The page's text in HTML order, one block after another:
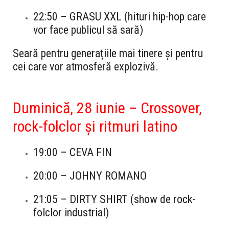
22:50 – GRASU XXL (hituri hip-hop care
vor face publicul să sară)
Seară pentru generațiile mai tinere și pentru
cei care vor atmosferă explozivă.
Duminică, 28 iunie – Crossover,
rock-folclor și ritmuri latino
19:00 – CEVA FIN
20:00 – JOHNY ROMANO
21:05 – DIRTY SHIRT (show de rock-
folclor industrial)